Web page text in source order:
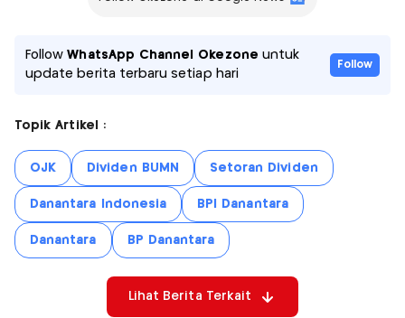
FollowWhatsApp Channel Okezone untuk
update berita terbaru setiap hari
Follow
Topik Artikel :
OJK Dividen BUMN Setoran Dividen
Danantara Indonesia BPI Danantara
Danantara BP Danantara
Lihat Berita Terkait